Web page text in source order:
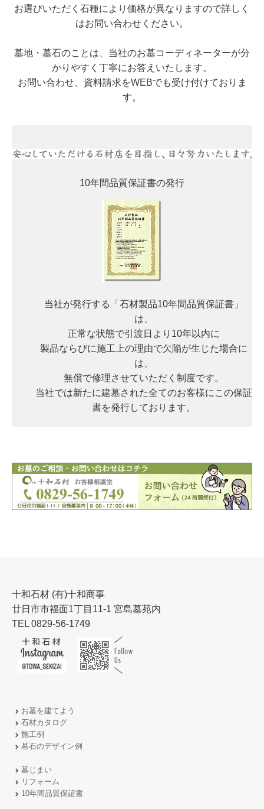
お選びいただく石種により価格が異なりますので詳しく
はお問い合わせください。
墓地・墓石のことは、当社のお墓コーディネーターが分
かりやすく丁寧にお答えいたします。
お問い合わせ、資料請求をWEBでも受け付けておりま
す。
10年間品質保証書の発行
当社が発行する「石材製品10年間品質保証書」
は、
正常な状態で引渡日より10年以内に
製品ならびに施工上の理由で欠陥が生じた場合に
は、
無償で修理させていただく制度です。
当社では新たに建墓された全てのお客様にこの保証
書を発行しております。
十和石材 (有)十和商事
廿日市市福面1丁目11-1 宮島墓苑内
TEL 0829-56-1749
お墓を建てよう
石材カタログ
施工例
墓石のデザイン例
墓じまい
リフォーム
10年間品質保証書